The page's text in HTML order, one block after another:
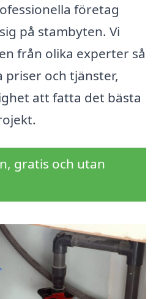
företag
på stambyten. Vi
från olika experter så
och tjänster,
att fatta det bästa
gratis och utan